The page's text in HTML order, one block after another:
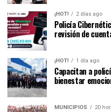
¡HOT! 2 días ago
Policía
revisión de
¡HOT! 1 día ago
Capacitan a
bienestar
MUNICIPIOS 20